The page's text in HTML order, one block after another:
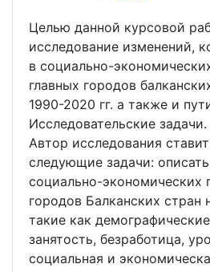
Целью данной курсовой
исследование изменений,
в социально-
главных городов
1990-2020 гг. а также и
Исследовательские задачи.
Автор исследования
следующие задачи:
социально-экономическиx
городов Балканских стран
такие как
занятость, безработица,
социальная и